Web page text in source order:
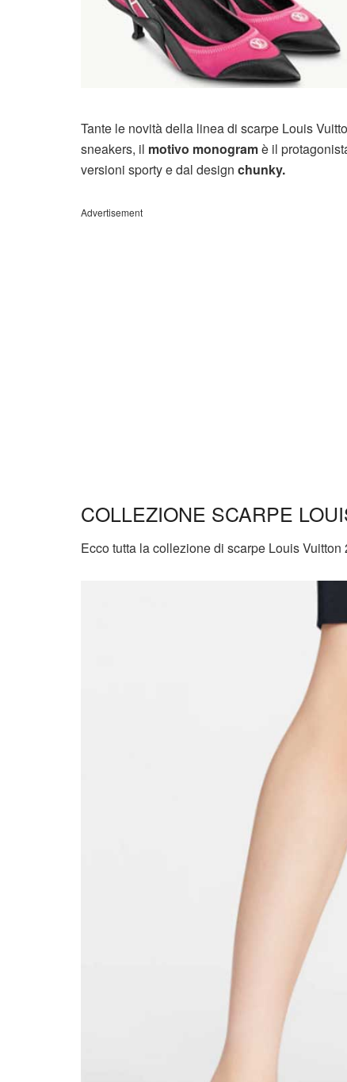
Tante le novità della linea di scarpe Louis
sneakers, il motivo monogramè il
versioni sporty e dal design chunky.
Advertisement
COLLEZIONE SCARPE
Ecco tutta la collezione di scarpe Louis